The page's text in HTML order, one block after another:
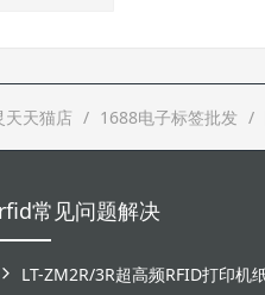
天天猫店 1688电子标签批发
rfid常见问题解决